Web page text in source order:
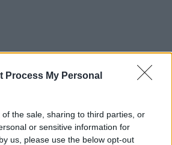
Process My Personal
the sale, sharing to third parties, or
or sensitive information for
us, please use the below opt-out